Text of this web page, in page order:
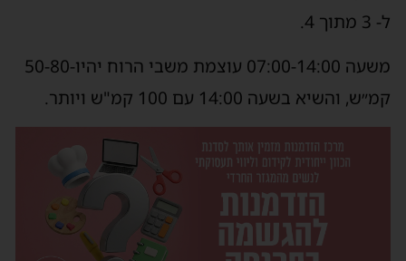
ל- 3 מתוך 4.
משעה 07:00-14:00 עוצמת משבי הרוח יהיו-50-80
קמ״ש, והשיא בשעה 14:00 עם 100 קמ"ש ויותר.